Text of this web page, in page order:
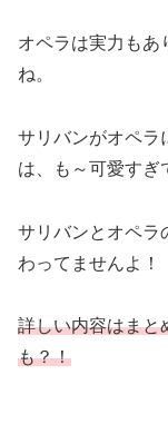
オペラは実力もあ
ね。
サリバンがオペラ
は、も～可愛すぎ
サリバンとオペラ
わってませんよ！
詳しい内容はまと
も？！